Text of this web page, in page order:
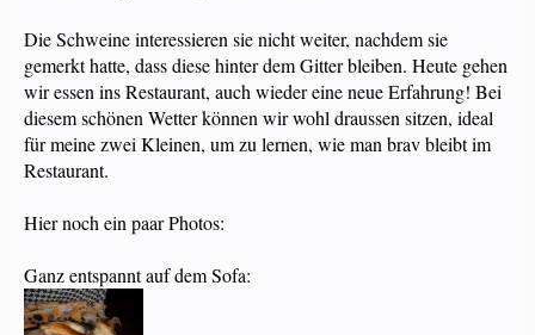
Die Schweine interessieren sie nicht weiter, nachdem sie
gemerkt hatte, dass diese hinter dem Gitter bleiben. Heute gehen
wir essen ins Restaurant, auch wieder eine neue Erfahrung! Bei
diesem schönen Wetter können wir wohl draussen sitzen, ideal
für meine zwei Kleinen, um zu lernen, wie man brav bleibt im
Restaurant.
Hier noch ein paar Photos:
Ganz entspannt auf dem Sofa: